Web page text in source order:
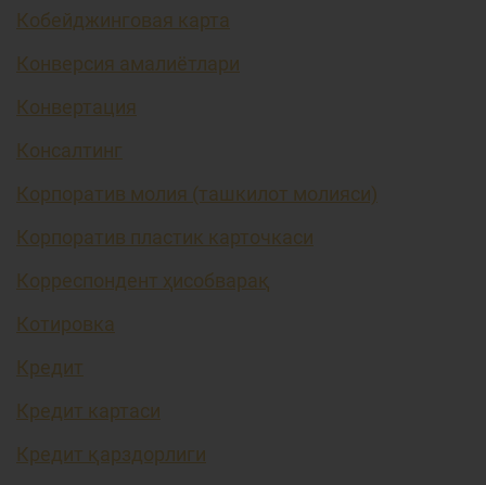
Кобейджинговая карта
Конверсия амалиётлари
Конвертация
Консалтинг
Корпоратив молия (ташкилот молияси)
Корпоратив пластик карточкаси
Корреспондент ҳисобварақ
Котировка
Кредит
Кредит картаси
Кредит қарздорлиги